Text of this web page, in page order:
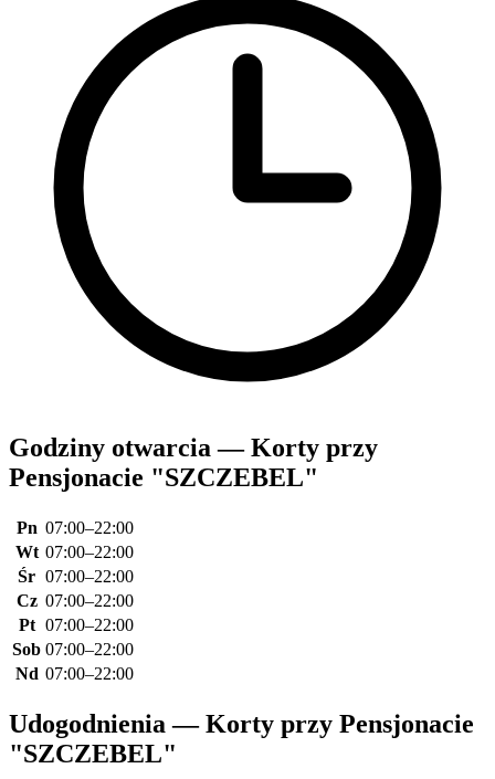
Godziny otwarcia — Korty przy
Pensjonacie "SZCZEBEL"
Pn 07:00–22:00
Wt 07:00–22:00
Śr 07:00–22:00
Cz 07:00–22:00
Pt 07:00–22:00
Sob 07:00–22:00
Nd 07:00–22:00
Udogodnienia — Korty przy Pensjonacie
"SZCZEBEL"